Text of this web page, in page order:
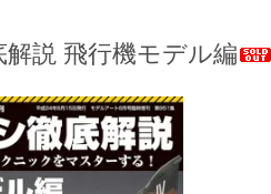
説 飛行機モデル編